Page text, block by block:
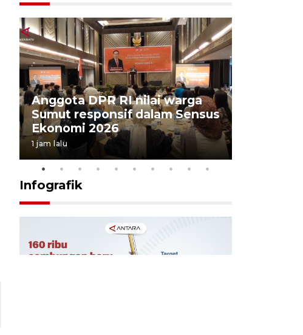
Anggota DPR RI nilai warga
Sumut responsif dalam Sensus
Ekonomi 2026
1 jam lalu
Infografik